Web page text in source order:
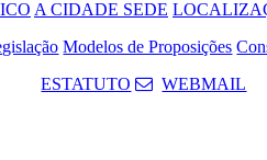
A CIDADE SEDE
Modelos de Proposições
ESTATUTO
WEBMAIL